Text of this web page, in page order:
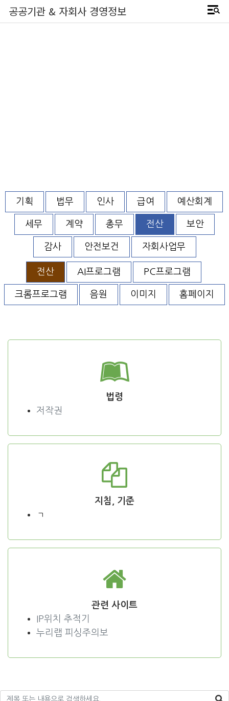
공공기관 & 자회사 경영정보
기획 법무 인사 급여 예산회계
세무 계약 총무 전산 보안
감사 안전보건 자회사업무
전산 AI프로그램 PC프로그램
크롬프로그램 음원 이미지 홈페이지
법령
저작권
지침, 기준
ㄱ
관련 사이트
IP위치 추적기
누리랩 피싱주의보